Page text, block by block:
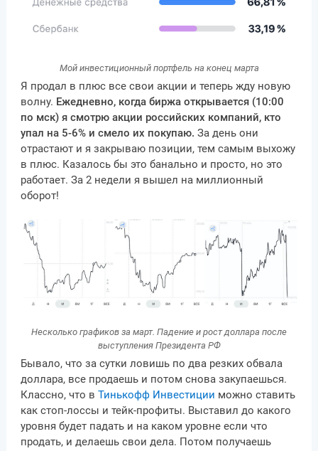
Мой инвестиционный портфель на конец марта
Я продал в плюс все свои акции и теперь жду новую
волну. Ежедневно, когда биржа открывается (10:00
по мск) я смотрю акции российских компаний, кто
упал на 5-6% и смело их покупаю. За день они
отрастают и я закрываю позиции, тем самым выхожу
в плюс. Казалось бы это банально и просто, но это
работает. За 2 недели я вышел на миллионный
оборот!
Несколько графиков за март. Падение и рост доллара после
выступления Президента РФ
Бывало, что за сутки ловишь по два резких обвала
доллара, все продаешь и потом снова закупаешься.
Классно, что в Тинькофф Инвестиции можно ставить
как стоп-лоссы и тейк-профиты. Выставил до какого
уровня будет падать и на каком уровне если что
продать, и делаешь свои дела. Потом получаешь